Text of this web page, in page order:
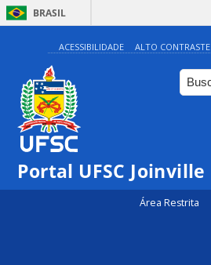
BRASIL
ACESSIBILIDADE ALTO CONTRASTE
Portal UFSC Joinville
Área Restrita